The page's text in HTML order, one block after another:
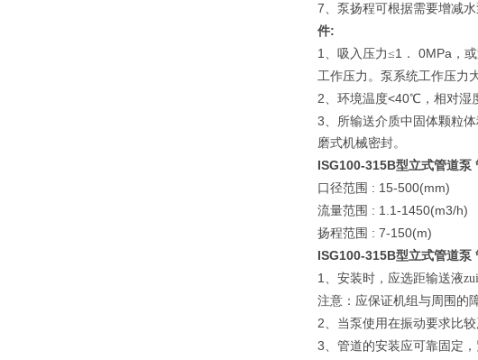
7、泵扬程可根据需要增减
件:
1 、吸入压力≤1 ． 0MPa ，
工作压力。泵系统工作压力
2、环境温度<40℃，相对湿
3、所输送介质中固体颗粒
磨式机械密封。
ISG100-315B型立式管道泵
口径范围 : 15-500(mm)
流量范围 : 1.1-1450(m3/h)
扬程范围 : 7-150(m)
ISG100-315B型立式管道泵
1 、安装时，应选距输送液
注意：应保证机组与周围的
2、当泵使用在振动要求比
3、管道的安装应可靠固定